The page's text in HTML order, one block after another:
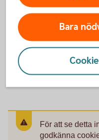
Skaffa
För att se detta
godkänna
Bara